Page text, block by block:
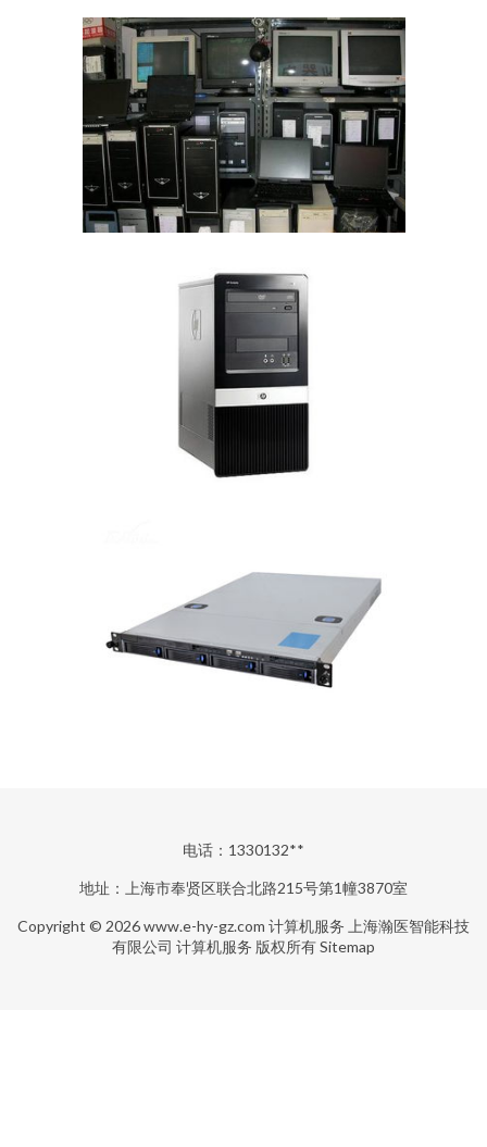
电话：1330132**
地址：上海市奉贤区联合北路215号第1幢3870室
Copyright © 2026www.e-hy-gz.com 计算机服务 上海瀚医智能科技
有限公司 计算机服务 版权所有Sitemap